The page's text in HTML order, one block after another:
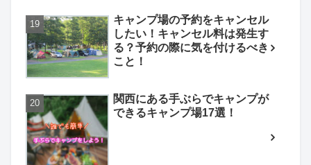
キャンプ場の予約をキャンセル
したい！キャンセル料は発生す
る？予約の際に気を付けるべき
こと！
関西にある手ぶらでキャンプが
できるキャンプ場17選！